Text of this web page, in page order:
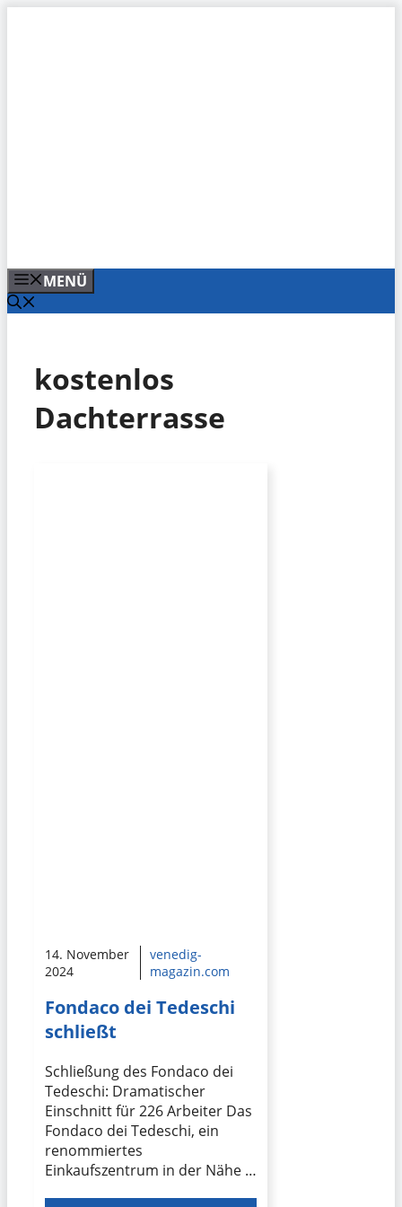
MENÜ
kostenlos
Dachterrasse
14. November
2024
venedig-
magazin.com
Fondaco dei Tedeschi
schließt
Schließung des Fondaco dei
Tedeschi: Dramatischer
Einschnitt für 226 Arbeiter Das
Fondaco dei Tedeschi, ein
renommiertes
Einkaufszentrum in der Nähe …